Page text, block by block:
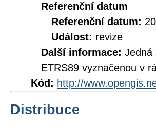
Referenční datum
Referenční datum:
Událost: revize
Další informace: Jedná
ETRS89 vyznačenou v
Kód: http://
Distribuce